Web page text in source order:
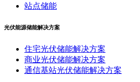
站点储能
光伏能源储能解决方案
住宅光伏储能解决方案
商业光伏储能解决方案
通信基站光伏储能解决方案